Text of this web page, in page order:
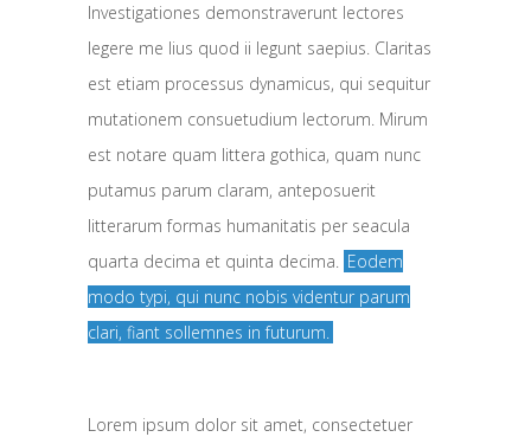
Investigationes demonstraverunt lectores
legere me lius quod ii legunt saepius. Claritas
est etiam processus dynamicus, qui sequitur
mutationem consuetudium lectorum. Mirum
est notare quam littera gothica, quam nunc
putamus parum claram, anteposuerit
litterarum formas humanitatis per seacula
quarta decima et quinta decima. Eodem
modo typi, qui nunc nobis videntur parum
clari, fiant sollemnes in futurum.
Lorem ipsum dolor sit amet, consectetuer